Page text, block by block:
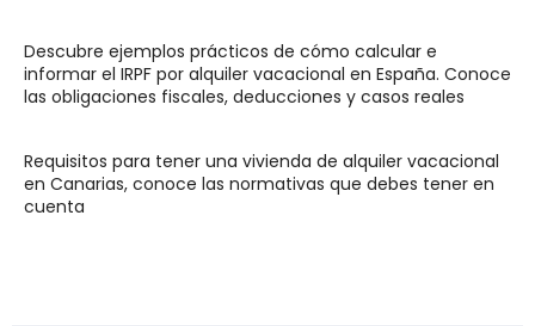
Descubre ejemplos prácticos de cómo calcular e
informar el IRPF por alquiler vacacional en España. Conoce
las obligaciones fiscales, deducciones y casos reales
Requisitos para tener una vivienda de alquiler vacacional
en Canarias, conoce las normativas que debes tener en
cuenta